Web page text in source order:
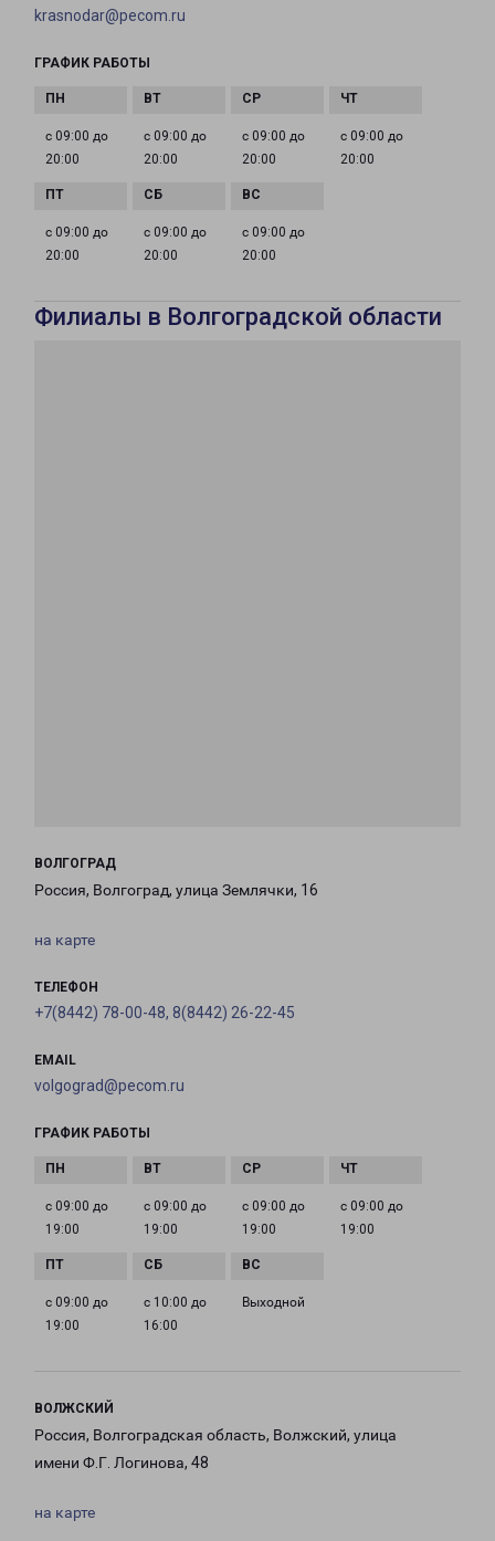
krasnodar@pecom.ru
ГРАФИК РАБОТЫ
с 09:00 до
20:00
с 09:00 до
20:00
с 09:00 до
20:00
с 09:00 до
20:00
с 09:00 до
20:00
с 09:00 до
20:00
с 09:00 до
20:00
Филиалы в Волгоградской области
ВОЛГОГРАД
Россия, Волгоград, улица Землячки, 16
на карте
ТЕЛЕФОН
+7(8442) 78-00-48, 8(8442) 26-22-45
EMAIL
volgograd@pecom.ru
ГРАФИК РАБОТЫ
с 09:00 до
19:00
с 09:00 до
19:00
с 09:00 до
19:00
с 09:00 до
19:00
с 09:00 до
19:00
с 10:00 до
16:00
Выходной
ВОЛЖСКИЙ
Россия, Волгоградская область, Волжский, улица
имени Ф.Г. Логинова, 48
на карте